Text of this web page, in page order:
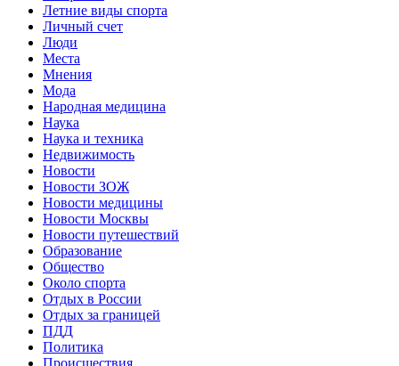
Летние виды спорта
Личный счет
Люди
Места
Мнения
Мода
Народная медицина
Наука
Наука и техника
Недвижимость
Новости
Новости ЗОЖ
Новости медицины
Новости Москвы
Новости путешествий
Образование
Общество
Около спорта
Отдых в России
Отдых за границей
ПДД
Политика
Происшествия